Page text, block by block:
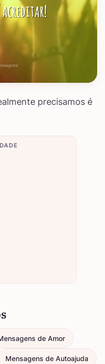
precisamos é
de Amor
Mensagens de Autoajuda